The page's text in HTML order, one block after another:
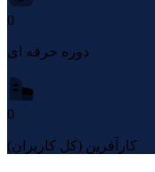
0
دوره حرفه ای
0
کارآفرین (کل کاربران)